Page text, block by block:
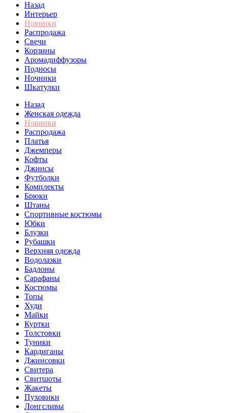
Назад
Интерьер
Новинки
Распродажа
Свечи
Корзины
Аромадиффузоры
Подносы
Ночники
Шкатулки
Назад
Женская одежда
Новинки
Распродажа
Платья
Джемперы
Кофты
Джинсы
Футболки
Комплекты
Брюки
Штаны
Спортивные костюмы
Юбки
Блузки
Рубашки
Верхняя одежда
Водолазки
Бадлоны
Сарафаны
Костюмы
Топы
Худи
Майки
Куртки
Толстовки
Туники
Кардиганы
Джинсовки
Свитера
Свитшоты
Жакеты
Пуховики
Лонгсливы